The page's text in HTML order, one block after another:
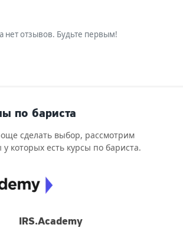
нет отзывов. Будьте первым!
по бариста
сделать выбор, рассмотрим
которых есть курсы по бариста.
IRS.Academy